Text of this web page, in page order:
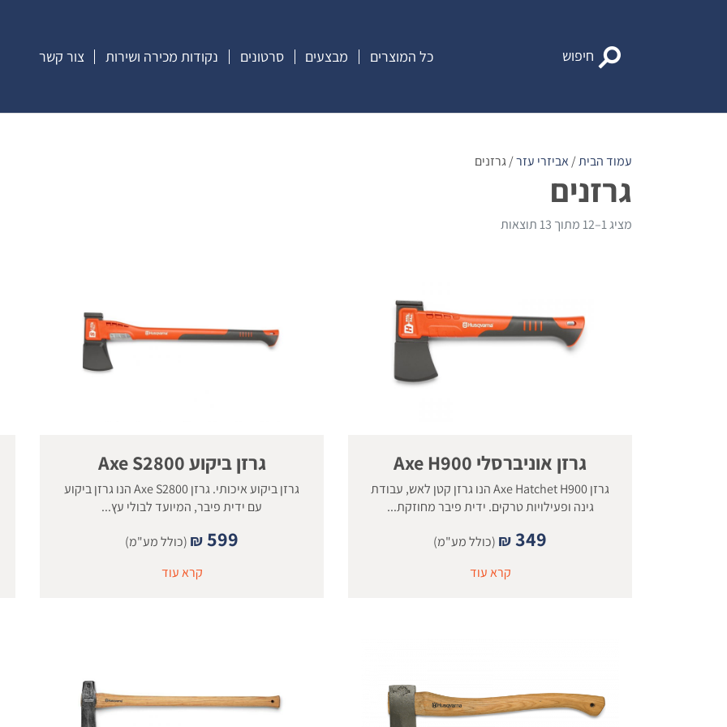
חיפוש כל המוצרים מבצעים סרטונים נקודות מכירה ושירות צור קשר
עמוד הבית/אביזרי עזר/ גרזנים
גרזנים
מציג 1–12 מתוך 13 תוצאות
גרזן אוניברסלי Axe H900
גרזן Axe Hatchet H900 הנו גרזן קטן לאש, עבודת
גינה ופעילויות טרקים. ידית פיבר מחוזקת...
₪349
(כולל מע"מ)
קרא עוד
גרזן ביקוע Axe S2800
גרזן ביקוע איכותי. גרזן Axe S2800 הנו גרזן ביקוע
עם ידית פיבר, המיועד לבולי עץ...
₪599
(כולל מע"מ)
קרא עוד